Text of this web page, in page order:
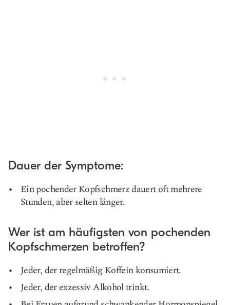
Dauer der Symptome:
Ein pochender Kopfschmerz dauert oft mehrere
Stunden, aber selten länger.
Wer ist am häufigsten von pochenden
Kopfschmerzen betroffen?
Jeder, der regelmäßig Koffein konsumiert.
Jeder, der exzessiv Alkohol trinkt.